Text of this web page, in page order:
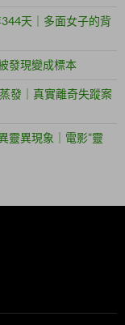
天｜多面女子的背
發現變成標本
發｜真實離奇失蹤案
靈異現象｜電影”靈